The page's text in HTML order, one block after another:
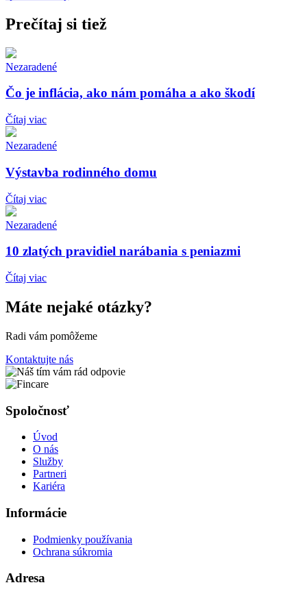
Prečítaj si tiež
Nezaradené
Čo je inflácia, ako nám pomáha a ako škodí
Čítaj viac
Nezaradené
Výstavba rodinného domu
Čítaj viac
Nezaradené
10 zlatých pravidiel narábania s peniazmi
Čítaj viac
Máte nejaké otázky?
Radi vám pomôžeme
Kontaktujte nás
Spoločnosť
Úvod
O nás
Služby
Partneri
Kariéra
Informácie
Podmienky používania
Ochrana súkromia
Adresa